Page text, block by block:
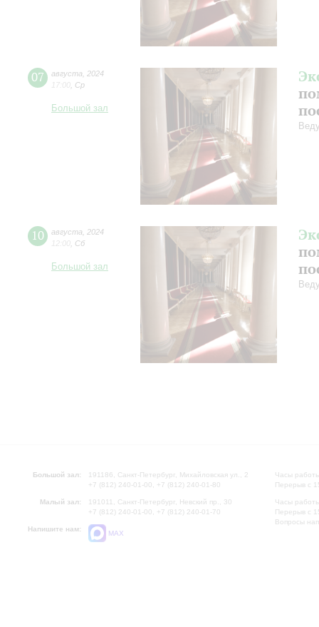
07 августа
2024
17:00 Ср
Большой зал
10 августа
2024
12:00 Сб
Большой зал
Большой зал:
191186, Санкт-Петербург, Михайловская ул., 2
+7 (812) 240-01-00, +7 (812) 240-01-80
Малый зал:
191011, Санкт-Петербург, Невский пр., 30
+7 (812) 240-01-00, +7 (812) 240-01-70
Напишите нам:
MAX
Часы
Перерыв с
Часы
Перерыв с
Вопросы